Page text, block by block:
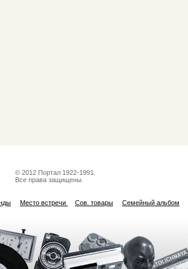
© 2012 Портал 1922-1991.
Все права защищены.
Место встречи Сов. товары Семейный альбом